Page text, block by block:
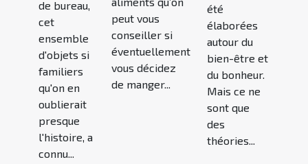
de bureau,
cet
ensemble
d'objets si
familiers
qu'on en
oublierait
presque
l'histoire, a
connu...
peut vous
conseiller si
éventuellement
vous décidez
de manger...
été
élaborées
autour du
bien-être et
du bonheur.
Mais ce ne
sont que
des
théories...